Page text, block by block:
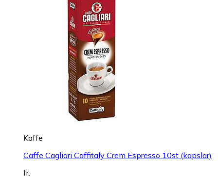
Kaffe
Caffe Cagliari Caffitaly Crem Espresso 10st (kapslar)
fr.